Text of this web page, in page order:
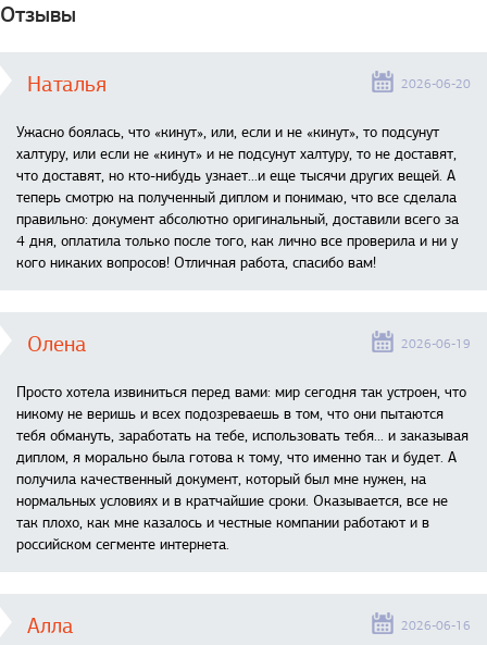
Отзывы
Наталья 2026-06-20
Ужасно боялась, что «кинут», или, если и не «кинут», то подсунут
халтуру, или если не «кинут» и не подсунут халтуру, то не доставят,
что доставят, но кто-нибудь узнает...и еще тысячи других вещей. А
теперь смотрю на полученный диплом и понимаю, что все сделала
правильно: документ абсолютно оригинальный, доставили всего за
4 дня, оплатила только после того, как лично все проверила и ни у
кого никаких вопросов! Отличная работа, спасибо вам!
Олена 2026-06-19
Просто хотела извиниться перед вами: мир сегодня так устроен, что
никому не веришь и всех подозреваешь в том, что они пытаются
тебя обмануть, заработать на тебе, использовать тебя... и заказывая
диплом, я морально была готова к тому, что именно так и будет. А
получила качественный документ, который был мне нужен, на
нормальных условиях и в кратчайшие сроки. Оказывается, все не
так плохо, как мне казалось и честные компании работают и в
российском сегменте интернета.
Алла 2026-06-16